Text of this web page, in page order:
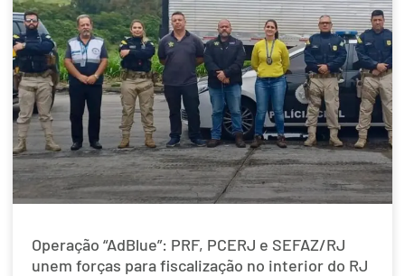
Operação “AdBlue”: PRF, PCERJ e SEFAZ/RJ
unem forças para fiscalização no interior do RJ